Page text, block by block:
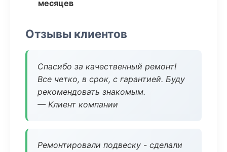
месяцев
Отзывы клиентов
Спасибо за качественный ремонт!
Все четко, в срок, с гарантией. Буду
рекомендовать знакомым.
— Клиент компании
Ремонтировали подвеску - сделали